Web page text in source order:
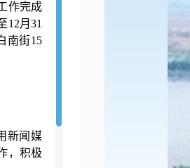
作完成
12月31
南街15
新闻媒
，积极